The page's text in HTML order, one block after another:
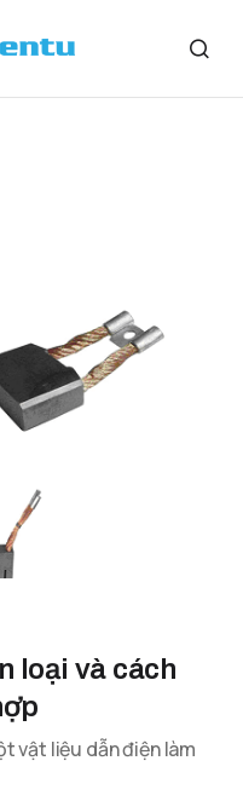
loại và cách
vật liệu dẫn điện làm